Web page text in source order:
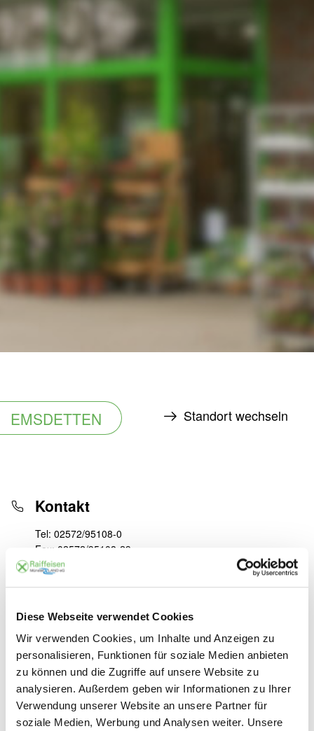
Diese Webseite verwendet Cookies
Wir verwenden Cookies, um Inhalte und Anzeigen zu
personalisieren, Funktionen für soziale Medien anbieten
zu können und die Zugriffe auf unsere Website zu
analysieren. Außerdem geben wir Informationen zu Ihrer
Verwendung unserer Website an unsere Partner für
soziale Medien, Werbung und Analysen weiter. Unsere
EMSDETTEN Standort wechseln
Kontakt
Tel: 02572/95108-0
Fax: 02572/95108-29
E-Mail:
Anfahrt
Grevener Damm 99,
48282 Emsdetten
Deutschland
Raiffeisenmarkt
Mo - Fr:
9:00 - 18:30 Uhr
Sa:
9:00 - 18:00 Uhr